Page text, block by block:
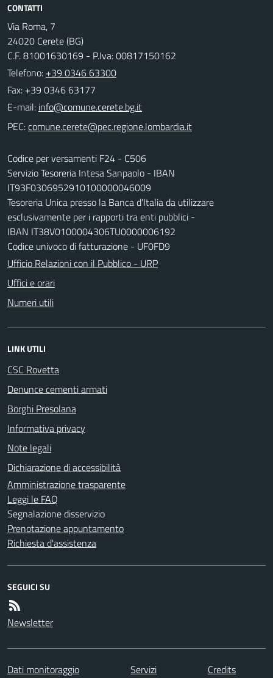
CONTATTI
Via Roma, 7
24020 Cerete (BG)
C.F. 81001630169 - P.Iva: 00817150162
Telefono: +39 0346 63300
Fax: +39 0346 63177
E-mail:
PEC:
Codice per versamenti F24 - C506
Servizio Tesoreria Intesa Sanpaolo - IBAN
IT93F0306952910100000046009
Tesoreria Unica presso la Banca d'Italia da utilizzare
esclusivamente per i rapporti tra enti pubblici -
IBAN IT38V0100004306TU0000006192
Codice univoco di fatturazione - UF0FD9
Ufficio Relazioni con il Pubblico - URP
Uffici e orari
Numeri utili
LINK UTILI
CSC Rovetta
Denunce cementi armati
Borghi Presolana
Informativa privacy
Note legali
Dichiarazione di accessibilità
Amministrazione trasparente
Leggi le FAQ
Segnalazione disservizio
Prenotazione appuntamento
Richiesta d'assistenza
SEGUICI SU
Newsletter
Dati monitoraggio Servizi
Credits